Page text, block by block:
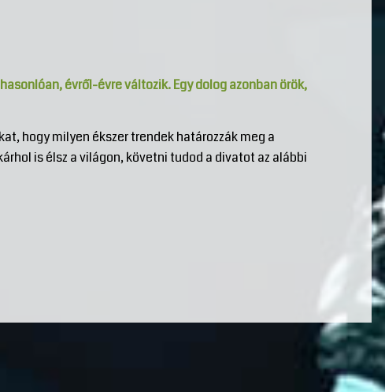
évről-évre változik. Egy dolog azonban örök,
hogy milyen ékszer trendek határozzák meg a
is élsz a világon, követni tudod a divatot az alábbi